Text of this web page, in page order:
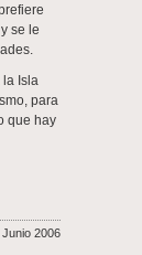
se le
la Isla
para
que hay
Junio 2006